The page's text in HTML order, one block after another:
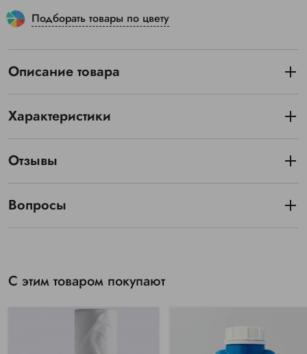
Подборать товары по цвету
Описание товара
Характеристики
Отзывы
Вопросы
С этим товаром покупают